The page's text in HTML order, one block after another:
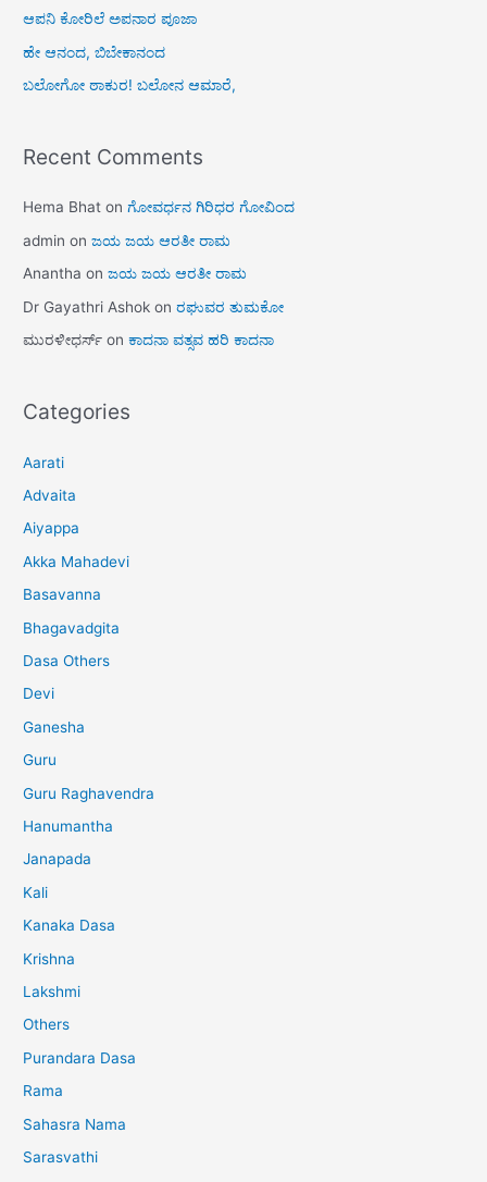
ಆಪನಿ ಕೋರಿಲೆ ಅಪನಾರ ಪೂಜಾ
ಹೇ ಆನಂದ, ಬಿಬೇಕಾನಂದ
ಬಲೋಗೋ ಠಾಕುರ! ಬಲೋನ ಆಮಾರೆ,
Recent Comments
Hema Bhat onಗೋವರ್ಧನ ಗಿರಿಧರ ಗೋವಿಂದ
admin onಜಯ ಜಯ ಆರತೀ ರಾಮ
Anantha onಜಯ ಜಯ ಆರತೀ ರಾಮ
Dr Gayathri Ashok onರಘುವರ ತುಮಕೋ
ಮುರಳೀಧರ್ಸ್ onಕಾದನಾ ವತ್ಸವ ಹರಿ ಕಾದನಾ
Categories
Aarati
Advaita
Aiyappa
Akka Mahadevi
Basavanna
Bhagavadgita
Dasa Others
Devi
Ganesha
Guru
Guru Raghavendra
Hanumantha
Janapada
Kali
Kanaka Dasa
Krishna
Lakshmi
Others
Purandara Dasa
Rama
Sahasra Nama
Sarasvathi